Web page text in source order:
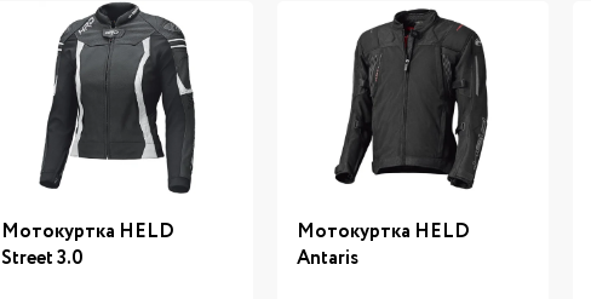
Мотокуртка HELD
Street 3.0
Мотокуртка HELD
Antaris